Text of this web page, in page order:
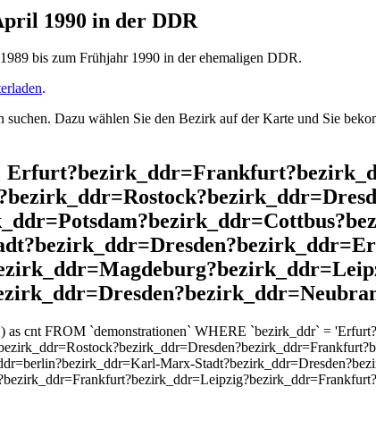
1990 in der DDR
bis zum Frühjahr 1990 in der ehemaligen DDR.
.
Dazu wählen Sie den Bezirk auf der Karte und Sie
cnt FROM `demonstrationen` WHERE `bezirk_ddr` =
Marx-